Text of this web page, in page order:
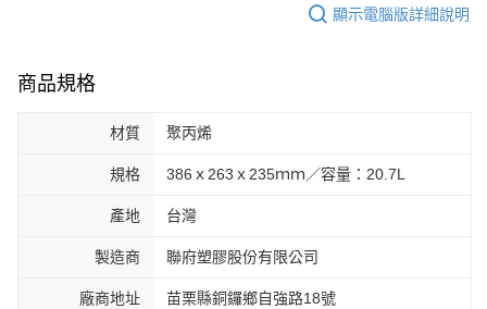
任。
請求用戶進行身份認證。
恩沛科技股份有限公司將有權停止該用戶之使用額度並採取法律行動。
顯示電腦版詳細說明
商品規格
材質 聚丙烯
規格 386ｘ263ｘ235ｍｍ／容量：20.7L
產地 台灣
製造商 聯府塑膠股份有限公司
廠商地址 苗栗縣銅鑼鄉自強路18號